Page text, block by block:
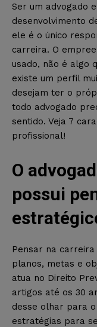
Ser um advogado
desenvolvimento
ele é o único
carreira. O
usado, não é algo
existe um perfil
desejam ter o
todo advogado
sentido. Veja 7
profissional!
O
possui
Pensar na
planos, metas e
atua no Direito
artigos até os 30
desse olhar para
estratégias para